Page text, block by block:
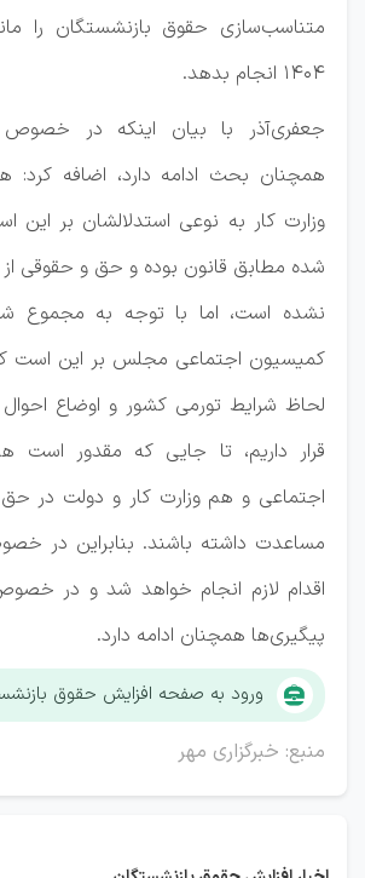
1404 انجام بدهد.
جعفری‌آذر با بیان اینکه در
همچنان بحث ادامه دارد، اضافه
وزارت کار به نوعی استدلالشان بر این
شده مطابق قانون بوده و حق و حقوقی
نشده است، اما با توجه به مجموع
کمیسیون اجتماعی مجلس بر این است که
لحاظ شرایط تورمی کشور و اوضاع
قرار داریم، تا جایی که مقدور است
اجتماعی و هم وزارت کار و دولت در
مساعدت داشته باشند. بنابراین در
اقدام لازم انجام خواهد شد و در
پیگیری‌ها همچنان ادامه دارد.
ورود به صفحه افزایش حقوق
منبع: خبرگزاری مهر